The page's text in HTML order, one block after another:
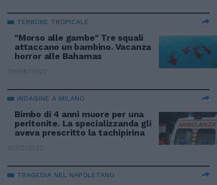
TERRORE TROPICALE
"Morso alle gambe" Tre squali
attaccano un bambino. Vacanza
horror alle Bahamas
09/08/2022
INDAGINE A MILANO
Bimbo di 4 anni muore per una
peritonite. La specializzanda gli
aveva prescritto la tachipirina
15/02/2022
TRAGEDIA NEL NAPOLETANO